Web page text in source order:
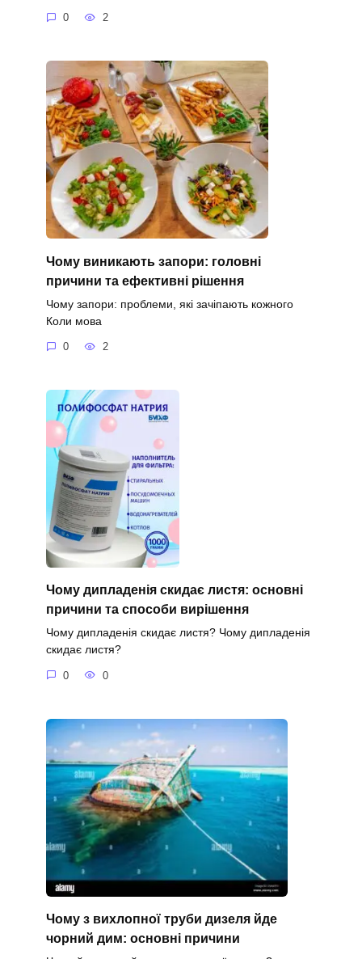
0 2
Чому виникають запори: головні
причини та ефективні рішення
Чому запори: проблеми, які зачіпають кожного
Коли мова
0 2
Чому дипладенія скидає листя: основні
причини та способи вирішення
Чому дипладенія скидає листя? Чому дипладенія
скидає листя?
0 0
Чому з вихлопної труби дизеля йде
чорний дим: основні причини